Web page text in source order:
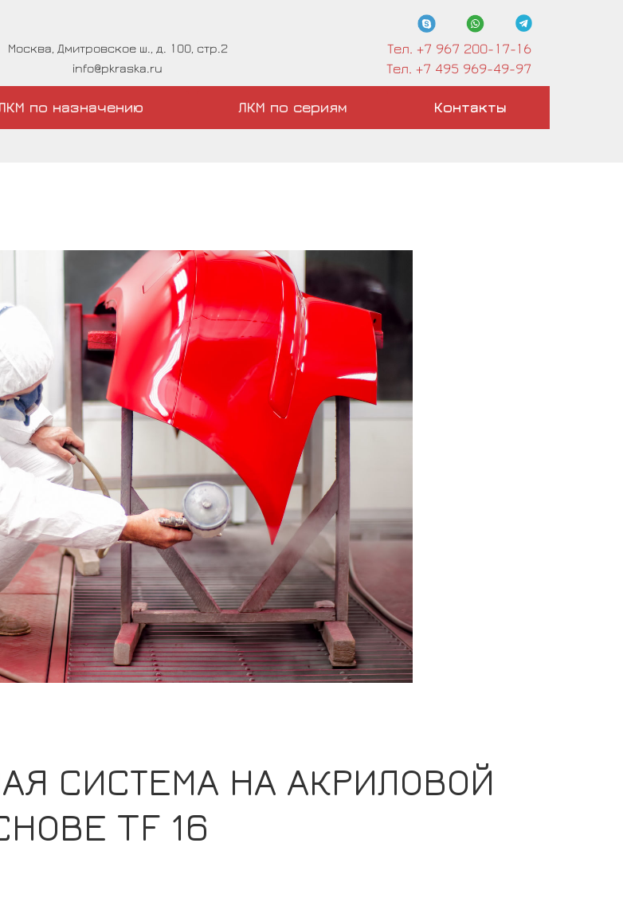
Москва, Дмитровское ш., д. 100, стр.2
info@pkraska.ru
Тел. +7 967 200-17-16
Тел. +7 495 969-49-97
по назначению ЛКМ по сериям Контакты
СИСТЕМА НА АКРИЛОВОЙ
TF 16